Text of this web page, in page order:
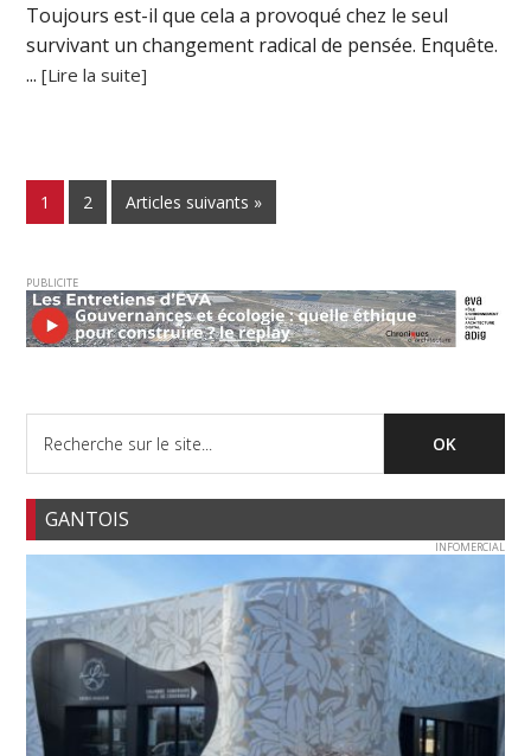
Toujours est-il que cela a provoqué chez le seul
survivant un changement radical de pensée. Enquête.
...[Lire la suite]
1 2 Articles suivants »
PUBLICITE
GANTOIS
INFOMERCIAL